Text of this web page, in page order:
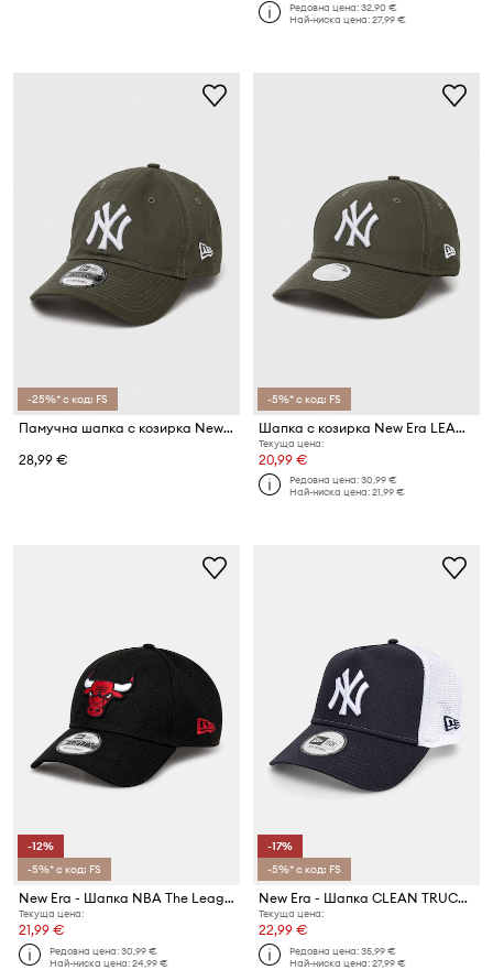
Редовна цена:32,90 €
Най-ниска цена:27,99 €
-25%* с код: FS
Памучна шапка с козирка New Era LEAGUE ESSENTIAL 9TWENTY®
28,99 €
-5%* с код: FS
Шапка с козирка New Era LEAGUE ESSENTIAL 9FORTY®
Текуща цена:
20,99 €
Редовна цена:30,99 €
Най-ниска цена:21,99 €
-12%
-5%* с код: FS
New Era - Шапка NBA The League Chicago Bulls
Текуща цена:
21,99 €
Редовна цена:30,99 €
Най-ниска цена:24,99 €
-17%
-5%* с код: FS
New Era - Шапка CLEAN TRUCKER NYY
Текуща цена:
22,99 €
Редовна цена:35,99 €
Най-ниска цена:27,99 €